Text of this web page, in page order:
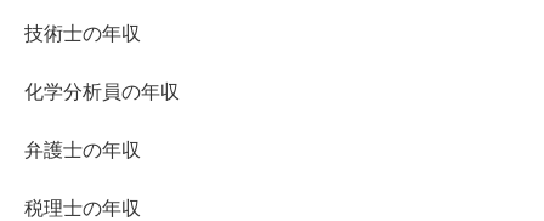
技術士の年収
化学分析員の年収
弁護士の年収
税理士の年収